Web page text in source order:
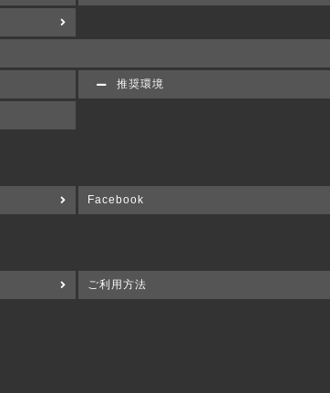
推奨環境
Facebook
ご利用方法